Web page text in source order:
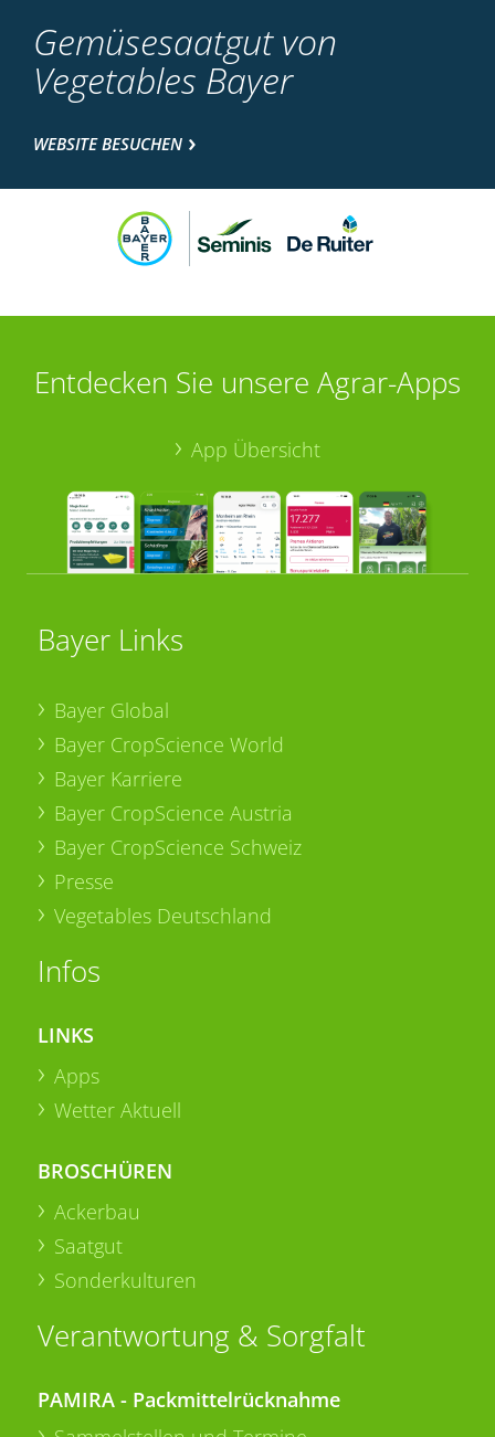
Gemüsesaatgut von
Vegetables Bayer
WEBSITE BESUCHEN
Entdecken Sie unsere Agrar-Apps
App Übersicht
Bayer Links
Bayer Global
Bayer CropScience World
Bayer Karriere
Bayer CropScience Austria
Bayer CropScience Schweiz
Presse
Vegetables Deutschland
Infos
LINKS
Apps
Wetter Aktuell
BROSCHÜREN
Ackerbau
Saatgut
Sonderkulturen
Verantwortung & Sorgfalt
PAMIRA - Packmittelrücknahme